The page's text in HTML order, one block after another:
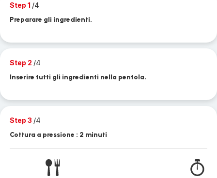
Step 1 /4
Preparare gli ingredienti.
Step 2 /4
Inserire tutti gli ingredienti nella pentola.
Step 3 /4
Cottura a pressione : 2 minuti